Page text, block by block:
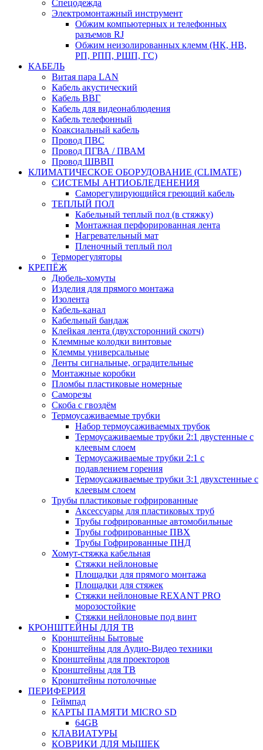
Спецодежда
Электромонтажный инструмент
Обжим компьютерных и телефонных
разъемов RJ
Обжим неизолированных клемм (НК, НВ,
РП, РПП, РШП, ГС)
КАБЕЛЬ
Витая пара LAN
Кабель акустический
Кабель ВВГ
Кабель для видеонаблюдения
Кабель телефонный
Коаксиальный кабель
Провод ПВС
Провод ПГВА / ПВАМ
Провод ШВВП
КЛИМАТИЧЕСКОЕ ОБОРУДОВАНИЕ (CLIMATE)
СИСТЕМЫ АНТИОБЛЕДЕНЕНИЯ
Саморегулирующийся греющий кабель
ТЕПЛЫЙ ПОЛ
Кабельный теплый пол (в стяжку)
Монтажная перфорированная лента
Нагревательный мат
Пленочный теплый пол
Терморегуляторы
КРЕПЁЖ
Дюбель-хомуты
Изделия для прямого монтажа
Изолента
Кабель-канал
Кабельный бандаж
Клейкая лента (двухсторонний скотч)
Клеммные колодки винтовые
Клеммы универсальные
Ленты сигнальные, оградительные
Монтажные коробки
Пломбы пластиковые номерные
Саморезы
Скоба с гвоздём
Термоусаживаемые трубки
Набор термоусаживаемых трубок
Термоусаживаемые трубки 2:1 двустенные с
клеевым слоем
Термоусаживаемые трубки 2:1 с
подавлением горения
Термоусаживаемые трубки 3:1 двухстенные с
клеевым слоем
Трубы пластиковые гофрированные
Аксессуары для пластиковых труб
Трубы гофрированные автомобильные
Трубы гофрированные ПВХ
Трубы Гофрированные ПНД
Хомут-стяжка кабельная
Cтяжки нейлоновые
Площадки для прямого монтажа
Площадки для стяжек
Стяжки нейлоновые REXANT PRO
морозостойкие
Стяжки нейлоновые под винт
КРОНШТЕЙНЫ ДЛЯ ТВ
Кронштейны Бытовые
Кронштейны для Аудио-Видео техники
Кронштейны для проекторов
Кронштейны для ТВ
Кронштейны потолочные
ПЕРИФЕРИЯ
Геймпад
КАРТЫ ПАМЯТИ MICRO SD
64GB
КЛАВИАТУРЫ
КОВРИКИ ДЛЯ МЫШЕК